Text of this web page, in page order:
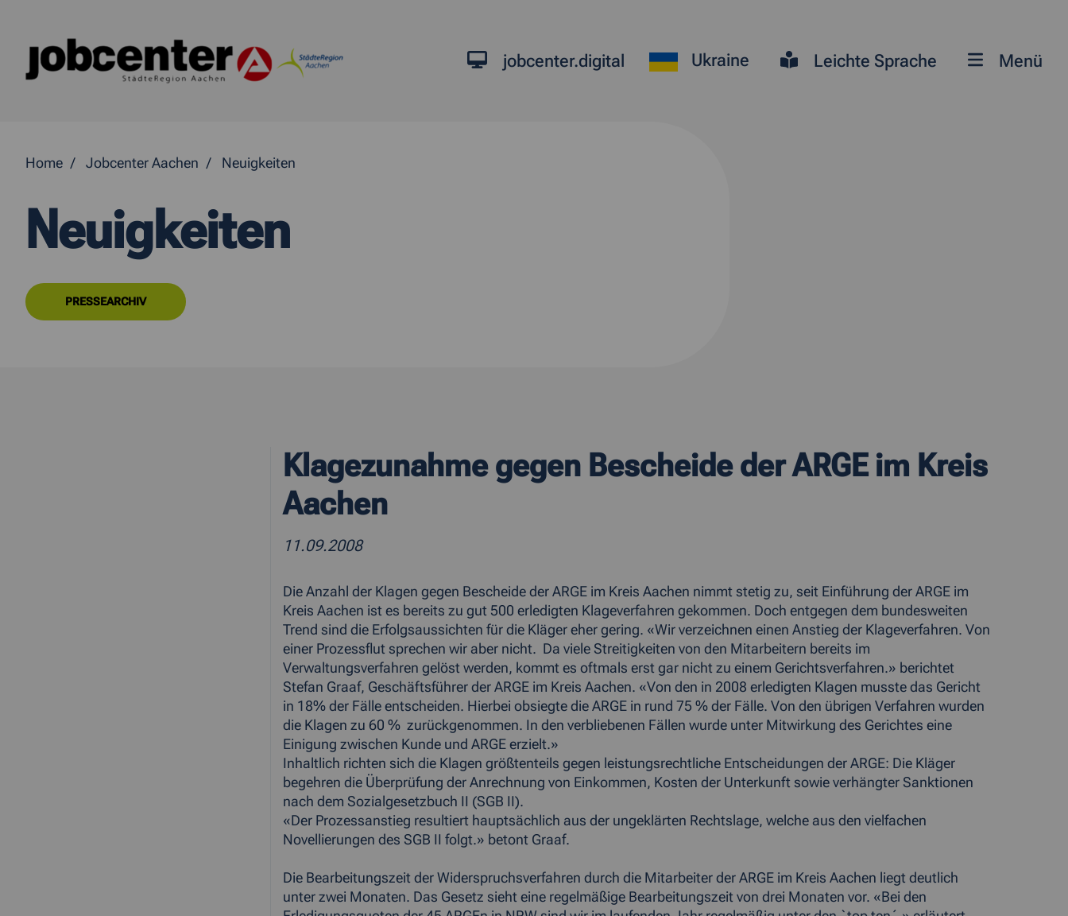
jobcenter.digital Ukraine Leichte Sprache Menü
Home Jobcenter Aachen Neuigkeiten
Neuigkeiten
PRESSEARCHIV
Klagezunahme gegen Bescheide der ARGE im Kreis
Aachen
11.09.2008
Die Anzahl der Klagen gegen Bescheide der ARGE im Kreis Aachen nimmt stetig zu, seit Einführung der ARGE im
Kreis Aachen ist es bereits zu gut 500 erledigten Klageverfahren gekommen. Doch entgegen dem bundesweiten
Trend sind die Erfolgsaussichten für die Kläger eher gering. «Wir verzeichnen einen Anstieg der Klageverfahren. Von
einer Prozessflut sprechen wir aber nicht. Da viele Streitigkeiten von den Mitarbeitern bereits im
Verwaltungsverfahren gelöst werden, kommt es oftmals erst gar nicht zu einem Gerichtsverfahren.» berichtet
Stefan Graaf, Geschäftsführer der ARGE im Kreis Aachen. «Von den in 2008 erledigten Klagen musste das Gericht
in 18% der Fälle entscheiden. Hierbei obsiegte die ARGE in rund 75 % der Fälle. Von den übrigen Verfahren wurden
die Klagen zu 60 % zurückgenommen. In den verbliebenen Fällen wurde unter Mitwirkung des Gerichtes eine
Einigung zwischen Kunde und ARGE erzielt.»
Inhaltlich richten sich die Klagen größtenteils gegen leistungsrechtliche Entscheidungen der ARGE: Die Kläger
begehren die Überprüfung der Anrechnung von Einkommen, Kosten der Unterkunft sowie verhängter Sanktionen
nach dem Sozialgesetzbuch II (SGB II).
«Der Prozessanstieg resultiert hauptsächlich aus der ungeklärten Rechtslage, welche aus den vielfachen
Novellierungen des SGB II folgt.» betont Graaf.
Die Bearbeitungszeit der Widerspruchsverfahren durch die Mitarbeiter der ARGE im Kreis Aachen liegt deutlich
unter zwei Monaten. Das Gesetz sieht eine regelmäßige Bearbeitungszeit von drei Monaten vor. «Bei den